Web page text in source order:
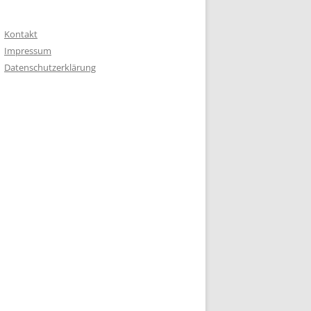
Kontakt
Impressum
Datenschutzerklärung